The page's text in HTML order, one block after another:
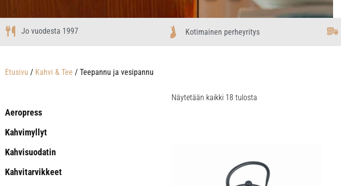
Jo vuodesta 1997 Kotimainen perheyritys
Etusivu / Kahvi & Tee / Teepannu ja vesipannu
Aeropress
Kahvimyllyt
Kahvisuodatin
Kahvitarvikkeet
Näytetään kaikki 18 tulosta